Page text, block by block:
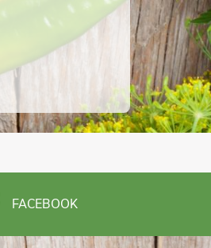
Путова
Бежина
FACEBOOK